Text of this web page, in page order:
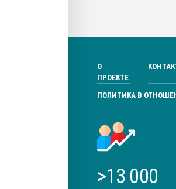
О
ПРОЕКТЕ
ПОЛИТИКА В
>13 000